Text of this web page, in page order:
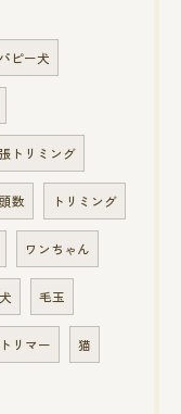
ピー犬
トリミング
数 トリミング
ワンちゃん
毛玉
トリマー 猫